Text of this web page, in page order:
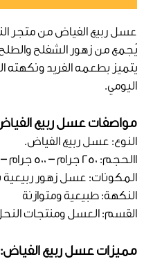
عسل ربيع الفياض من متجر
يُجمع من زهور الشفلح والطلح
يتميز بطعمه الفريد ونكهته
اليومي.
مواصفات عسل ربيع
النوع: عسل ربيع الفياض.
االحجم: 250 جرام – 500 جرام – 1 كيلو
المكونات: عسل زهور ربيعية نقي
النكهة: طبيعية ومتوازنة
القسم: العسل ومنتجات
مميزات عسل ربيع الفياض: